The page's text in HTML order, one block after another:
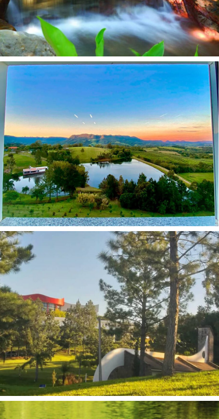
Depoimento Arthur #GeraçãoAMF 1:18
Depoimento Camilli #GeraçãoAMF 0:45
Depoimento Cauê #GeraçãoAMF 1:02
Depoimento Jessika #GeraçãoAMF 0:55
Depoimento Lariane #GeraçãoAMF 0:52
Depoimento Caroline #GeraçãoAMF 1:18
Geração AMF 2:58
Metodologia FOIL 12:05
ESCOLA DE NEGOCIOS 2:06
ESCOLA DE NEGOCIOS VENDAS 2:13
Retorno das aulas presenciais AMF com segurança e responsabilidade. 2:35
"Minha primeira viagem Internacional!" - Dieni Priebi | Aluna do Curso de Administração da AMF 0:58
3:21
"Cursar Direito na AMF proporciona uma formação Integral" - Nízio - Aluno do Curso de Direito AMF 1:05
"A metodologia FOIL trabalha técnicas de personalidade aplicadas a sua carreira" - Eloy Teixeira 0:56